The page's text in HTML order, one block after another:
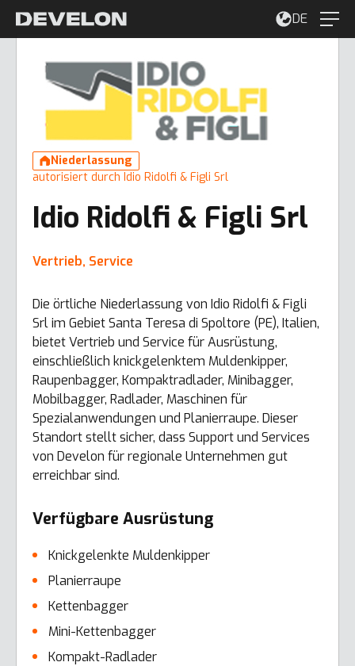
DE
Niederlassung
autorisiert durch Idio Ridolfi & Figli Srl
Idio Ridolfi & Figli Srl
Vertrieb, Service
Die örtliche Niederlassung von Idio Ridolfi & Figli
Srl im Gebiet Santa Teresa di Spoltore (PE), Italien,
bietet Vertrieb und Service für Ausrüstung,
einschließlich knickgelenktem Muldenkipper,
Raupenbagger, Kompaktradlader, Minibagger,
Mobilbagger, Radlader, Maschinen für
Spezialanwendungen und Planierraupe. Dieser
Standort stellt sicher, dass Support und Services
von Develon für regionale Unternehmen gut
erreichbar sind.
Verfügbare Ausrüstung
Knickgelenkte Muldenkipper
Planierraupe
Kettenbagger
Mini-Kettenbagger
Kompakt-Radlader